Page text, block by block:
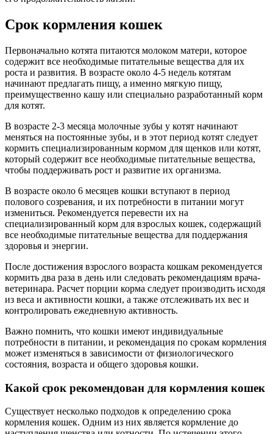
Срок кормления кошек
Первоначально котята питаются молоком матери, которое
содержит все необходимые питательные вещества для их
роста и развития. В возрасте около 4-5 недель котятам
начинают предлагать пищу, а именно мягкую пищу,
преимущественно кашу или специально разработанный корм
для котят.
В возрасте 2-3 месяца молочные зубы у котят начинают
меняться на постоянные зубы, и в этот период котят следует
кормить специализированным кормом для щенков или котят,
который содержит все необходимые питательные вещества,
чтобы поддерживать рост и развитие их организма.
В возрасте около 6 месяцев кошки вступают в период
полового созревания, и их потребности в питании могут
измениться. Рекомендуется перевести их на
специализированный корм для взрослых кошек, содержащий
все необходимые питательные вещества для поддержания
здоровья и энергии.
После достижения взрослого возраста кошкам рекомендуется
кормить два раза в день или следовать рекомендациям врача-
ветеринара. Расчет порции корма следует производить исходя
из веса и активности кошки, а также отслеживать их вес и
контролировать ежедневную активность.
Важно помнить, что кошки имеют индивидуальные
потребности в питании, и рекомендация по срокам кормления
может изменяться в зависимости от физиологического
состояния, возраста и общего здоровья кошки.
Какой срок рекомендован для кормления кошек
Существует несколько подходов к определению срока
кормления кошек. Одним из них является кормление до